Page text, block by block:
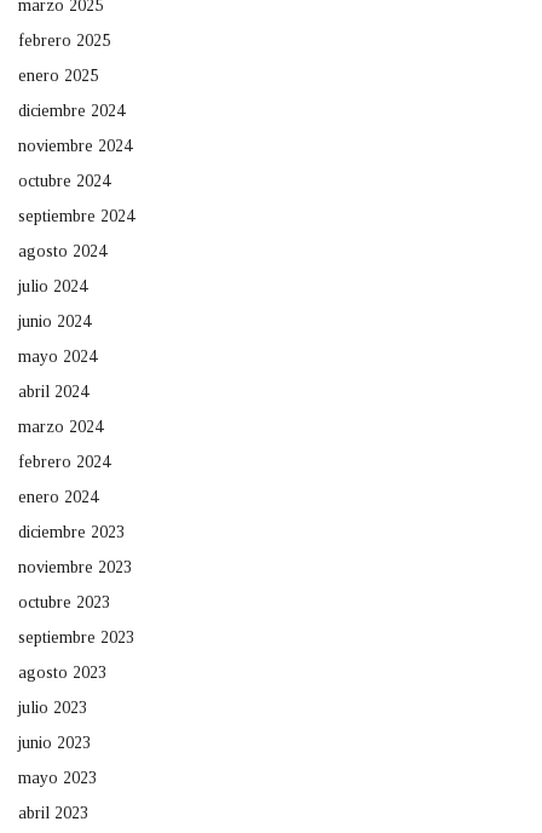
marzo 2025
febrero 2025
enero 2025
diciembre 2024
noviembre 2024
octubre 2024
septiembre 2024
agosto 2024
julio 2024
junio 2024
mayo 2024
abril 2024
marzo 2024
febrero 2024
enero 2024
diciembre 2023
noviembre 2023
octubre 2023
septiembre 2023
agosto 2023
julio 2023
junio 2023
mayo 2023
abril 2023